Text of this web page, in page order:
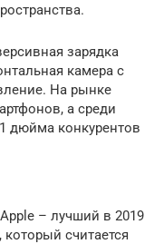
зарядка
камера с
На рынке
а среди
дюйма конкурентов
– лучший в 2019
который считается